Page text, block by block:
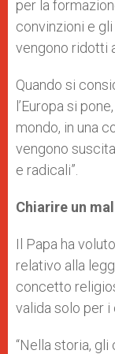
per la
convinzioni e
vengono ridotti
Quando si
l’Europa si
mondo, in una
vengono
e radicali”.
Chiarire un
Il Papa ha
relativo alla
concetto
valida solo per i
“Nella storia,